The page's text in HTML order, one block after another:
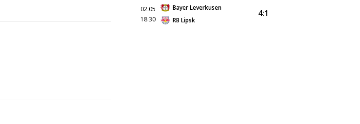
02.05
18:30
Bayer Leverkusen
RB Lipsk
4:1